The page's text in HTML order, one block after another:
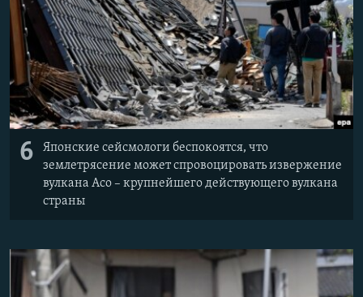
6
Японские сейсмологи беспокоятся, что
землетрясение может спровоцировать извержение
вулкана Асо – крупнейшего действующего вулкана
страны